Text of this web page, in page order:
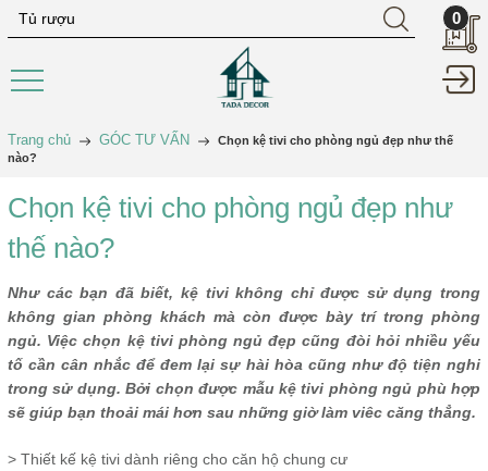
0
Trang chủ GÓC TƯ VẤN
Chọn kệ tivi cho phòng ngủ đẹp như thế
nào?
Chọn kệ tivi cho phòng ngủ đẹp như
thế nào?
Như các bạn đã biết, kệ tivi không chỉ được sử dụng trong
không gian phòng khách mà còn được bày trí trong phòng
ngủ. Việc chọn kệ tivi phòng ngủ đẹp cũng đòi hỏi nhiều yếu
tố cần cân nhắc để đem lại sự hài hòa cũng như độ tiện nghi
trong sử dụng. Bởi chọn được mẫu kệ tivi phòng ngủ phù hợp
sẽ giúp bạn thoải mái hơn sau những giờ làm viêc căng thẳng.
> Thiết kế kệ tivi dành riêng cho căn hộ chung cư